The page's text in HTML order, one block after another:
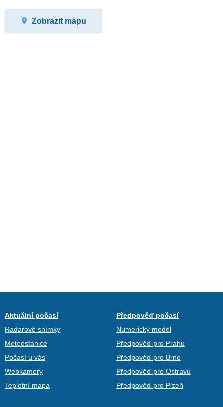
Zobrazit mapu
Aktuální počasí
Radarové snímky
Meteostanice
Počasí u vás
Webkamery
Teplotní mapa
Předpověď počasí
Numerický model
Předpověď pro Prahu
Předpověď pro Brno
Předpověď pro Ostravu
Předpověď pro Plzeň